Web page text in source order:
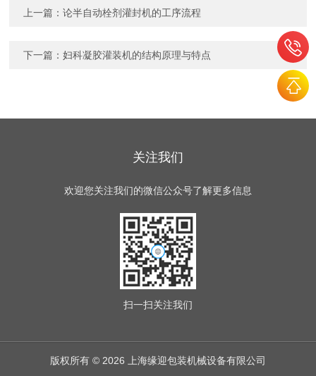
上一篇：论半自动栓剂灌封机的工序流程
下一篇：妇科凝胶灌装机的结构原理与特点
关注我们
欢迎您关注我们的微信公众号了解更多信息
扫一扫关注我们
版权所有 © 2026 上海缘迎包装机械设备有限公司